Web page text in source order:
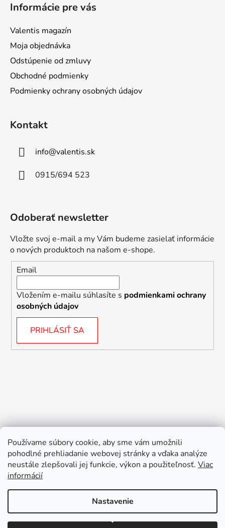
Používame súbory cookie, aby sme vám umožnili
pohodlné prehliadanie webovej stránky a vďaka analýze
neustále zlepšovali jej funkcie, výkon a použiteľnosť. Viac
informácií
Nastavenie
Informácie pre vás
Valentis magazín
Moja objednávka
Odstúpenie od zmluvy
Obchodné podmienky
Podmienky ochrany osobných údajov
Kontakt
info@valentis.sk
0915/694 523
Odoberať newsletter
Vložte svoj e-mail a my Vám budeme zasielať informácie
o nových produktoch na našom e-shope.
Email
Vložením e-mailu súhlasíte s podmienkami ochrany
osobných údajov
PRIHLÁSIŤ SA
Vytvoril Shoptet